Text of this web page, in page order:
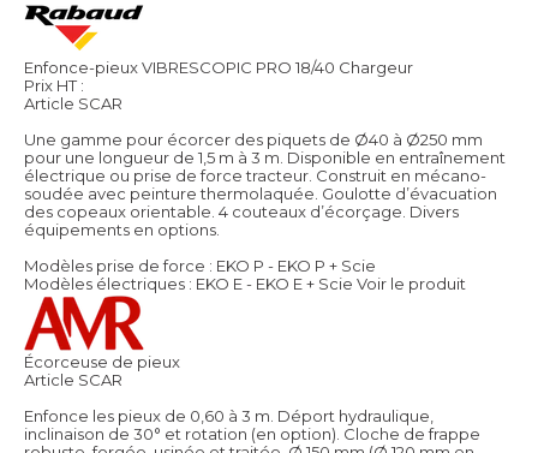
Enfonce-pieux VIBRESCOPIC PRO 18/40 Chargeur
Prix HT :
Article SCAR
Une gamme pour écorcer des piquets de Ø40 à Ø250 mm
pour une longueur de 1,5 m à 3 m. Disponible en entraînement
électrique ou prise de force tracteur. Construit en mécano-
soudée avec peinture thermolaquée. Goulotte d’évacuation
des copeaux orientable. 4 couteaux d’écorçage. Divers
équipements en options.
Modèles prise de force : EKO P - EKO P + Scie
Modèles électriques : EKO E - EKO E + Scie Voir le produit
Écorceuse de pieux
Article SCAR
Enfonce les pieux de 0,60 à 3 m. Déport hydraulique,
inclinaison de 30° et rotation (en option). Cloche de frappe